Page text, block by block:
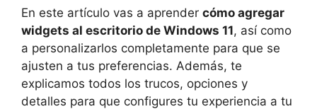
En este artículo vas a aprender cómo agregar
widgets al escritorio de Windows 11, así como
a personalizarlos completamente para que se
ajusten a tus preferencias. Además, te
explicamos todos los trucos, opciones y
detalles para que configures tu experiencia a tu